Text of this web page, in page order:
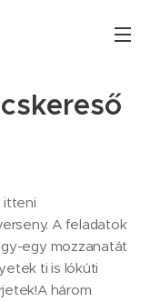
itteni
A feladatok
egy mozzanatát
ti is lókúti
három